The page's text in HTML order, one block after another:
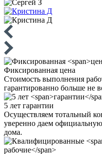
Фиксированная цена
Стоимость выполнения
гарантированно больше не
5 лет гарантии
Осуществляем тотальный
уверенно даем
дома.